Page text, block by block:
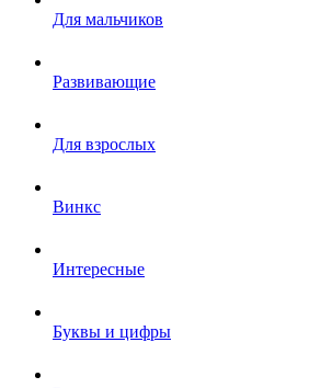
Для мальчиков
Развивающие
Для взрослых
Винкс
Интересные
Буквы и цифры